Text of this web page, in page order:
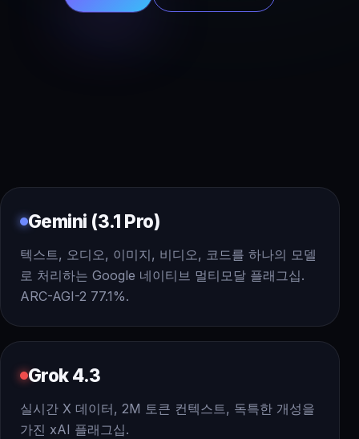
Gemini (3.1 Pro)
텍스트, 오디오, 이미지, 비디오, 코드를 하나의 모델
로 처리하는 Google 네이티브 멀티모달 플래그십.
ARC-AGI-2 77.1%.
Grok 4.3
실시간 X 데이터, 2M 토큰 컨텍스트, 독특한 개성을
가진 xAI 플래그십.